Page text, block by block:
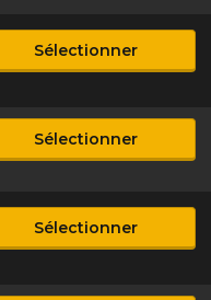
Sélectionner
Sélectionner
Sélectionner